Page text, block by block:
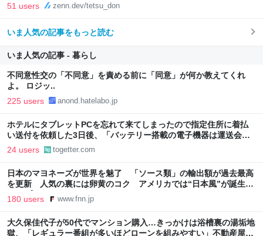
51 users zenn.dev/tetsu_don
いま人気の記事をもっと読む
いま人気の記事 - 暮らし
不同意性交の「不同意」を責める前に「同意」が何か教えてくれ
よ。 ロジッ..
225 users anond.hatelabo.jp
ホテルにタブレットPCを忘れて来てしまったので指定住所に着払
い送付を依頼した3日後、「バッテリー搭載の電子機器は運送会社
が取扱わず、諦めて下さい」と返信がきた
24 users togetter.com
日本のマヨネーズが世界を魅了 「ソース類」の輸出額が過去最高
を更新 人気の裏には卵黄のコク アメリカでは“日本風”が誕生｜
FNNプライムオンライン
180 users www.fnn.jp
大久保佳代子が50代でマンション購入…きっかけは浴槽裏の湯垢地
獄、「レギュラー番組が多いほどローンを組みやすい」不動産屋に